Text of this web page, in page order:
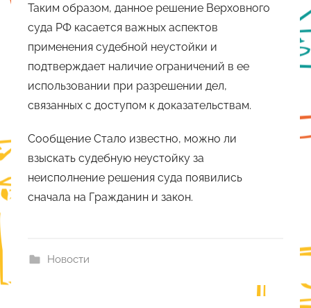
Таким образом, данное решение Верховного
суда РФ касается важных аспектов
применения судебной неустойки и
подтверждает наличие ограничений в ее
использовании при разрешении дел,
связанных с доступом к доказательствам.
Сообщение Стало известно, можно ли
взыскать судебную неустойку за
неисполнение решения суда появились
сначала на Гражданин и закон.
Новости